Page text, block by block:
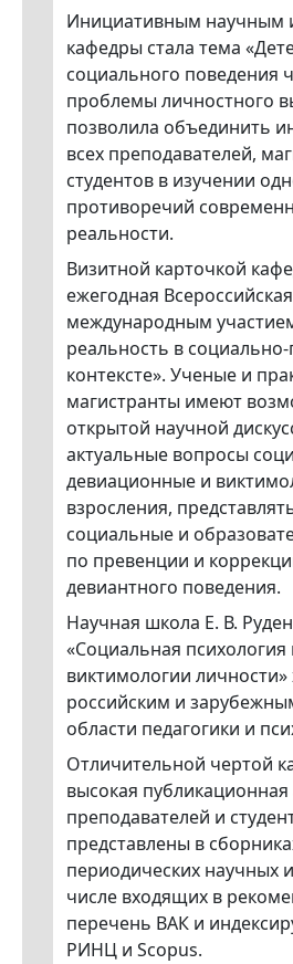
Инициативным научным
кафедры стала тема
социального поведения
проблемы личностного
позволила объединить
всех преподавателей,
студентов в изучении
противоречий
реальности.
Визитной карточкой
ежегодная
международным
реальность в
контексте». Ученые и
магистранты имеют
открытой научной
актуальные вопросы
девиационные и
взросления,
социальные и
по превенции и
девиантного поведения.
Научная школа Е. В.
«Социальная психология
виктимологии
российским и
области педагогики и
Отличительной чертой
высокая публикационная
преподавателей и
представлены в
периодических научных
числе входящих в
перечень ВАК и
РИНЦ и Scopus.